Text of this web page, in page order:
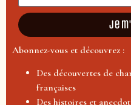
Je
Abonnez-vous et découvrez :
Des découvertes de
françaises
Des histoires et